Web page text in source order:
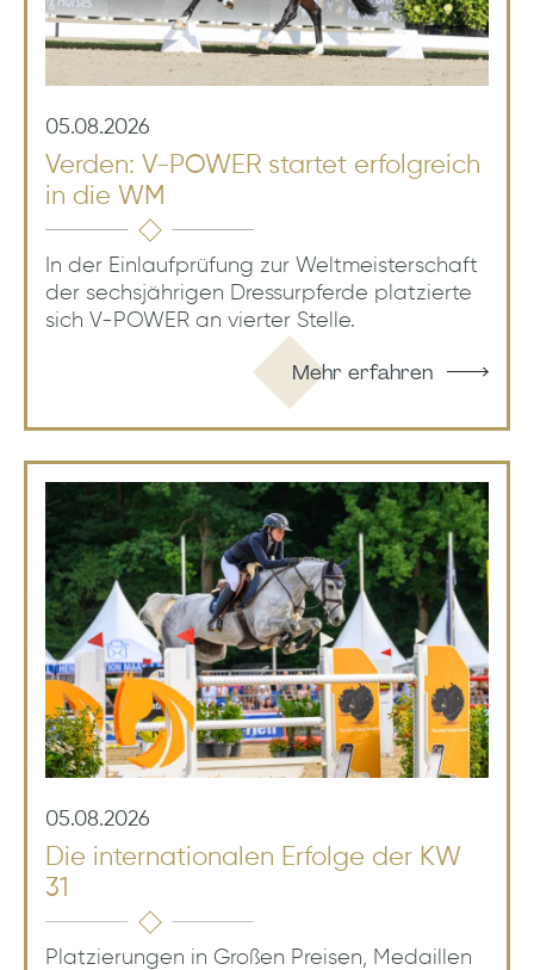
05.08.2026
Verden: V-POWER startet erfolgreich
in die WM
In der Einlaufprüfung zur Weltmeisterschaft
der sechsjährigen Dressurpferde platzierte
sich V-POWER an vierter Stelle.
Mehr erfahren
05.08.2026
Die internationalen Erfolge der KW
31
Platzierungen in Großen Preisen, Medaillen